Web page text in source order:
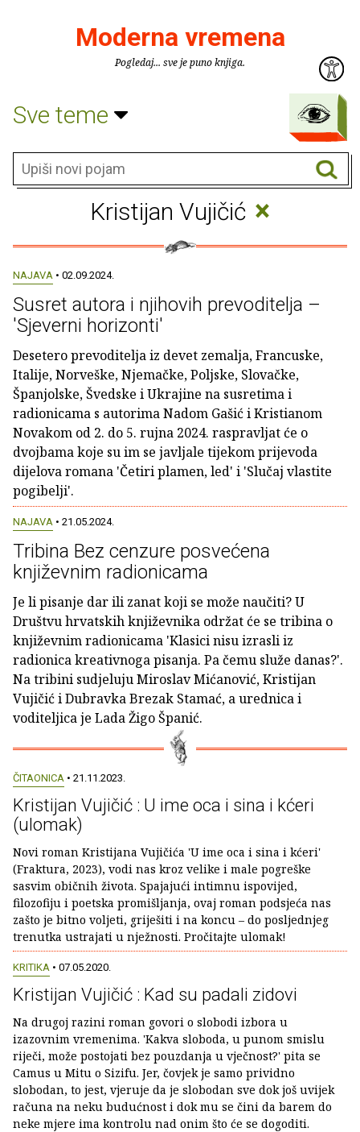
Moderna vremena
Pogledaj... sve je puno knjiga.
Sve teme
Kristijan Vujičić ×
NAJAVA • 02.09.2024.
Susret autora i njihovih prevoditelja –
'Sjeverni horizonti'
Desetero prevoditelja iz devet zemalja, Francuske,
Italije, Norveške, Njemačke, Poljske, Slovačke,
Španjolske, Švedske i Ukrajine na susretima i
radionicama s autorima Nadom Gašić i Kristianom
Novakom od 2. do 5. rujna 2024. raspravljat će o
dvojbama koje su im se javljale tijekom prijevoda
dijelova romana 'Četiri plamen, led' i 'Slučaj vlastite
pogibelji'.
NAJAVA • 21.05.2024.
Tribina Bez cenzure posvećena
književnim radionicama
Je li pisanje dar ili zanat koji se može naučiti? U
Društvu hrvatskih književnika održat će se tribina o
književnim radionicama 'Klasici nisu izrasli iz
radionica kreativnoga pisanja. Pa čemu služe danas?'.
Na tribini sudjeluju Miroslav Mićanović, Kristijan
Vujičić i Dubravka Brezak Stamać, a urednica i
voditeljica je Lada Žigo Španić.
ČITAONICA • 21.11.2023.
Kristijan Vujičić : U ime oca i sina i kćeri
(ulomak)
Novi roman Kristijana Vujičića 'U ime oca i sina i kćeri'
(Fraktura, 2023), vodi nas kroz velike i male pogreške
sasvim običnih života. Spajajući intimnu ispovijed,
filozofiju i poetska promišljanja, ovaj roman podsjeća nas
zašto je bitno voljeti, griješiti i na koncu – do posljednjeg
trenutka ustrajati u nježnosti. Pročitajte ulomak!
KRITIKA • 07.05.2020.
Kristijan Vujičić : Kad su padali zidovi
Na drugoj razini roman govori o slobodi izbora u
izazovnim vremenima. 'Kakva sloboda, u punom smislu
riječi, može postojati bez pouzdanja u vječnost?' pita se
Camus u Mitu o Sizifu. Jer, čovjek je samo prividno
slobodan, to jest, vjeruje da je slobodan sve dok još uvijek
računa na neku budućnost i dok mu se čini da barem do
neke mjere ima kontrolu nad onim što će se dogoditi.